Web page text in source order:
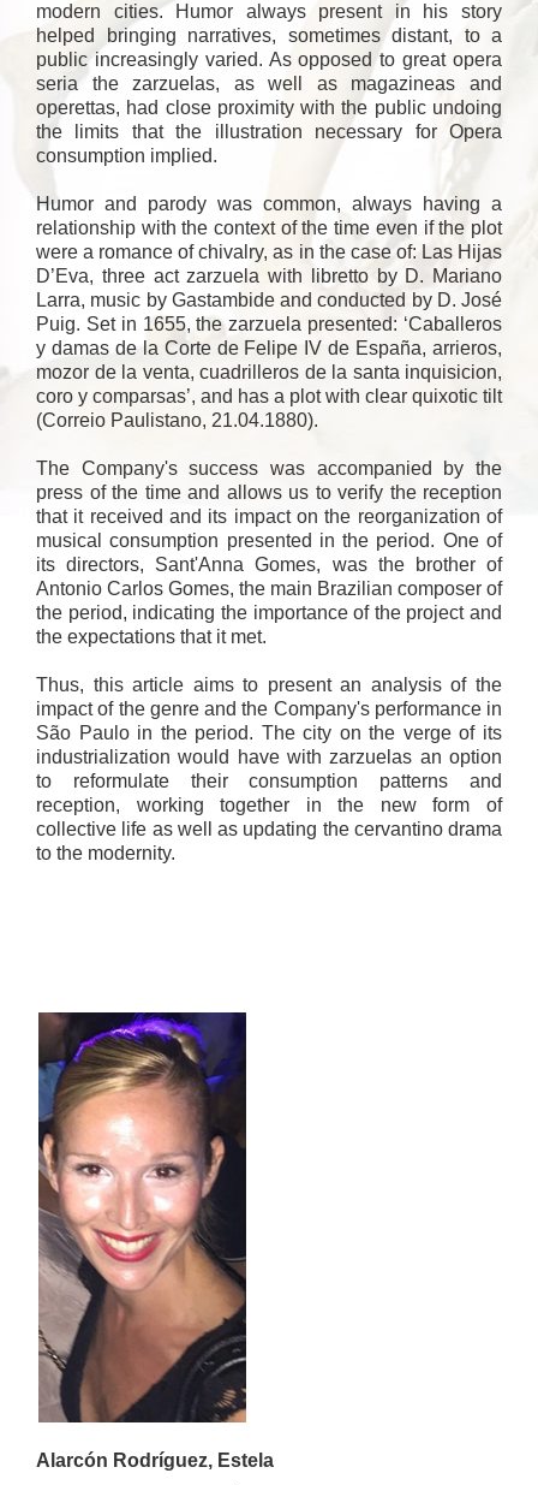
modern cities. Humor always present in his story
helped bringing narratives, sometimes distant, to a
public increasingly varied. As opposed to great opera
seria the zarzuelas, as well as magazineas and
operettas, had close proximity with the public undoing
the limits that the illustration necessary for Opera
consumption implied.
Humor and parody was common, always having a
relationship with the context of the time even if the plot
were a romance of chivalry, as in the case of: Las Hijas
D’Eva, three act zarzuela with libretto by D. Mariano
Larra, music by Gastambide and conducted by D. José
Puig. Set in 1655, the zarzuela presented: ‘Caballeros
y damas de la Corte de Felipe IV de España, arrieros,
mozor de la venta, cuadrilleros de la santa inquisicion,
coro y comparsas’, and has a plot with clear quixotic tilt
(Correio Paulistano, 21.04.1880).
The Company's success was accompanied by the
press of the time and allows us to verify the reception
that it received and its impact on the reorganization of
musical consumption presented in the period. One of
its directors, Sant'Anna Gomes, was the brother of
Antonio Carlos Gomes, the main Brazilian composer of
the period, indicating the importance of the project and
the expectations that it met.
Thus, this article aims to present an analysis of the
impact of the genre and the Company's performance in
São Paulo in the period. The city on the verge of its
industrialization would have with zarzuelas an option
to reformulate their consumption patterns and
reception, working together in the new form of
collective life as well as updating the cervantino drama
to the modernity.
Alarcón Rodríguez, Estela